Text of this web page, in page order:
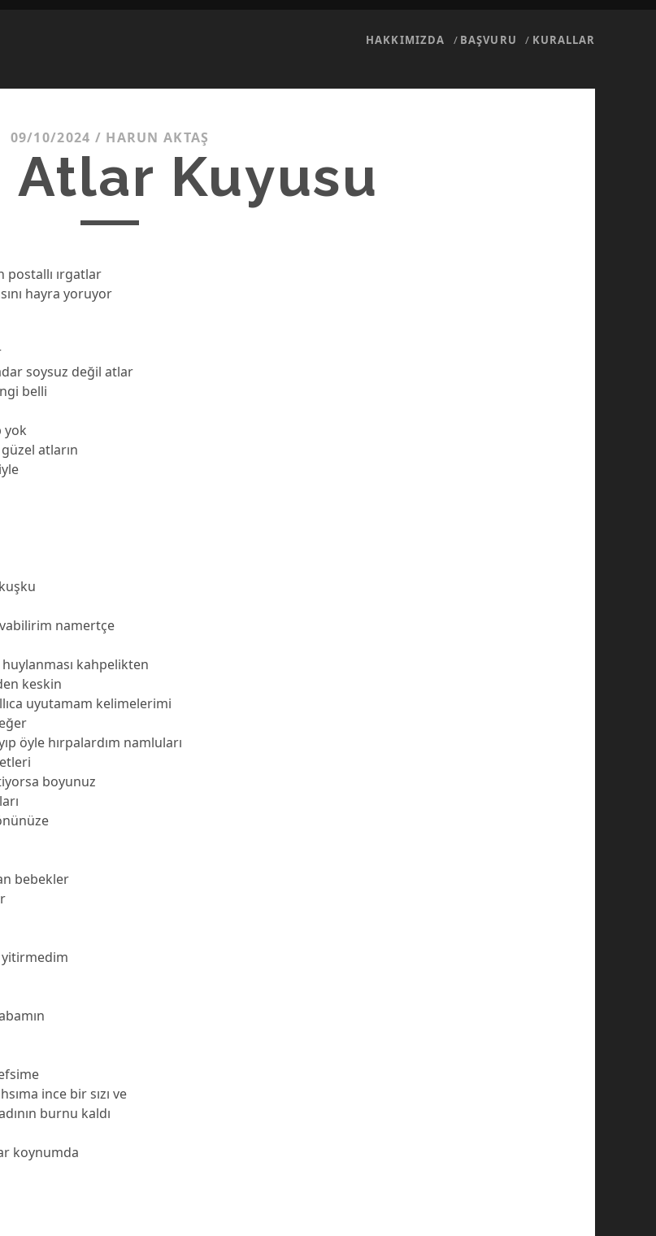
HAKKIMIZDA BAŞVURU KURALLAR
09/10/2024 / HARUN AKTAŞ
Atlar Kuyusu
postallı ırgatlar
hayra yoruyor
soysuz değil atlar
belli
yok
atların
namertçe
huylanması kahpelikten
keskin
uyutamam kelimelerimi
öyle hırpalardım namluları
boyunuz
bebekler
yitirmedim
ince bir sızı ve
burnu kaldı
koynumda